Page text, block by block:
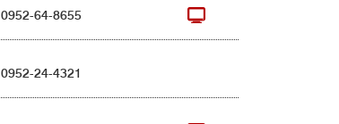
0952-64-8655
0952-24-4321